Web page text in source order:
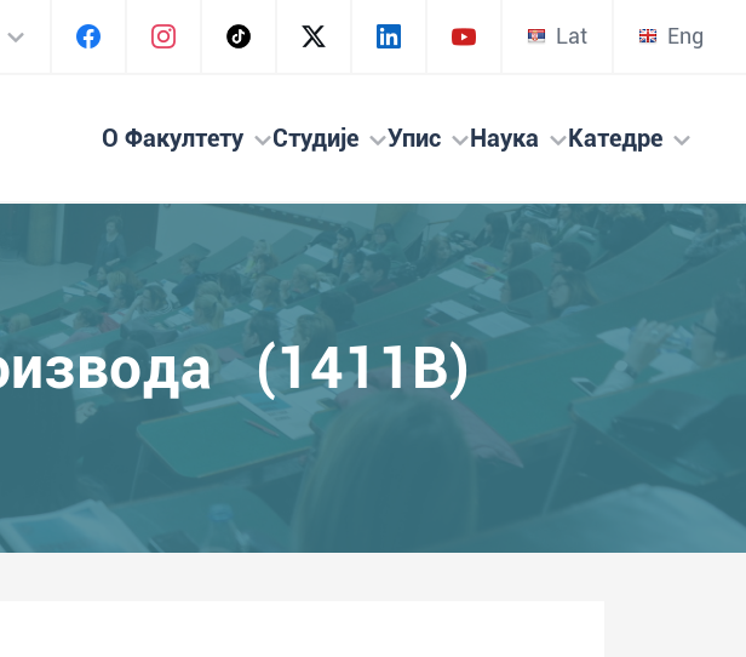
Lat Eng
О Факултету Студије Упис Наука Катедре
(1411B)